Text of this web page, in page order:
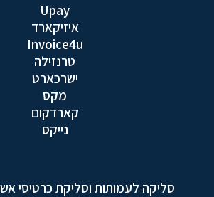
Upay
איזיקארד
Invoice4u
טרנזילה
ישרכארט
מקס
קארדקום
נייקס
סליקה לעמותות וסליקת כרטיסי